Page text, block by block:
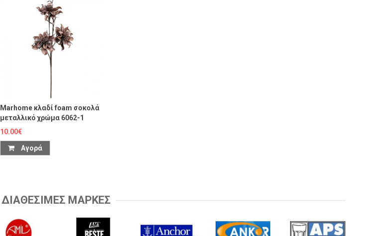
Marhome κλαδί foam σοκολά
μεταλλικό χρώμα 6062-1
10.00€
Αγορά
ΔΙΑΘΕΣΙΜΕΣ ΜΑΡΚΕΣ